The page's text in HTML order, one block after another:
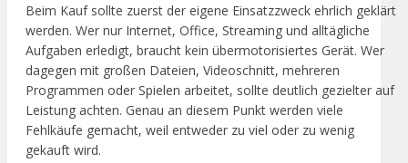
Beim Kauf sollte zuerst der eigene Einsatzzweck ehrlich geklärt
werden. Wer nur Internet, Office, Streaming und alltägliche
Aufgaben erledigt, braucht kein übermotorisiertes Gerät. Wer
dagegen mit großen Dateien, Videoschnitt, mehreren
Programmen oder Spielen arbeitet, sollte deutlich gezielter auf
Leistung achten. Genau an diesem Punkt werden viele
Fehlkäufe gemacht, weil entweder zu viel oder zu wenig
gekauft wird.